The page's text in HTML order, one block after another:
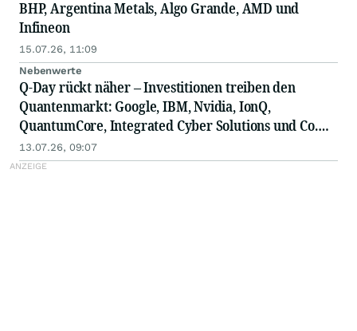
BHP, Argentina Metals, Algo Grande, AMD und
Infineon
15.07.26, 11:09
Nebenwerte
Q-Day rückt näher – Investitionen treiben den
Quantenmarkt: Google, IBM, Nvidia, IonQ,
QuantumCore, Integrated Cyber Solutions und Co.
am Drücker
13.07.26, 09:07